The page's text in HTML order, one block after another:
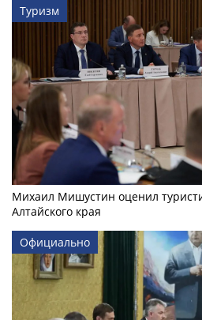
Туризм
Михаил Мишустин оценил
Алтайского края
Официально